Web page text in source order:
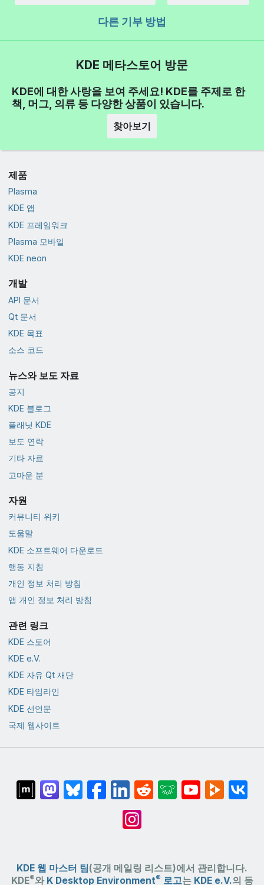
다른 기부 방법
KDE 메타스토어 방문
KDE에 대한 사랑을 보여 주세요! KDE를 주제로 한
책, 머그, 의류 등 다양한 상품이 있습니다.
찾아보기
제품
Plasma
KDE 앱
KDE 프레임워크
Plasma 모바일
KDE neon
개발
API 문서
Qt 문서
KDE 목표
소스 코드
뉴스와 보도 자료
공지
KDE 블로그
플래닛 KDE
보도 연락
기타 자료
고마운 분
자원
커뮤니티 위키
도움말
KDE 소프트웨어 다운로드
행동 지침
개인 정보 처리 방침
앱 개인 정보 처리 방침
관련 링크
KDE 스토어
KDE e.V.
KDE 자유 Qt 재단
KDE 타임라인
KDE 선언문
국제 웹사이트
KDE 웹 마스터 팀 (공개 메일링 리스트)에서 관리합니다.
KDE®와 K Desktop Environment® 로고는 KDE e.V.의 등